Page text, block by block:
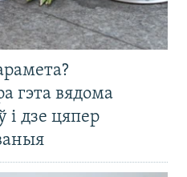
гэта вядома
і дзе цяпер